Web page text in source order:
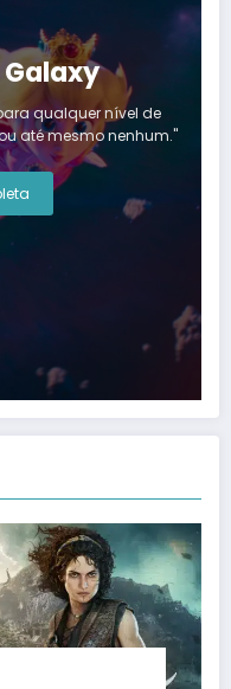
qualquer nível de
até mesmo nenhum."